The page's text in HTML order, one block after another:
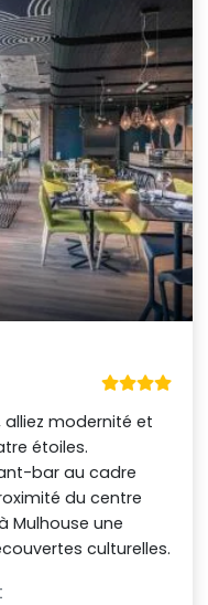
alliez modernité et
étoiles.
bar au cadre
du centre
Mulhouse une
culturelles.